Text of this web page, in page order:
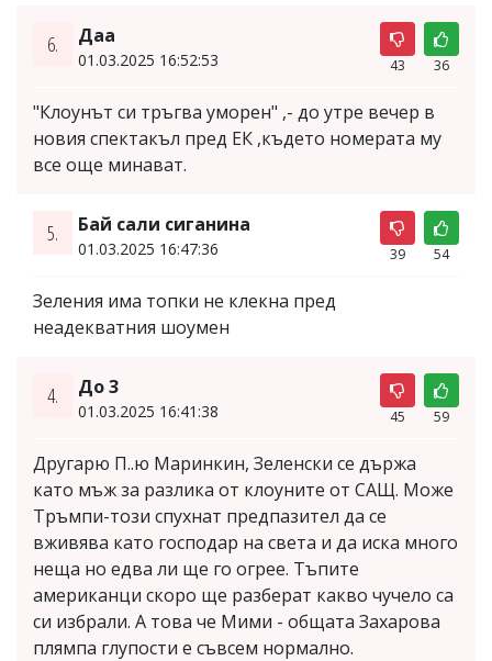
6. Даа
01.03.2025 16:52:53 43 36
"Клоунът си тръгва уморен" ,- до утре вечер в
новия спектакъл пред ЕК ,където номерата му
все още минават.
5. Бай сали сиганина
01.03.2025 16:47:36 39 54
Зеления има топки не клекна пред
неадекватния шоумен
4. До 3
01.03.2025 16:41:38 45 59
Другарю П..ю Маринкин, Зеленски се държа
като мъж за разлика от клоуните от САЩ. Може
Тръмпи-този спухнат предпазител да се
вживява като господар на света и да иска много
неща но едва ли ще го огрее. Тъпите
американци скоро ще разберат какво чучело са
си избрали. А това че Мими - общата Захарова
плямпа глупости е съвсем нормално.